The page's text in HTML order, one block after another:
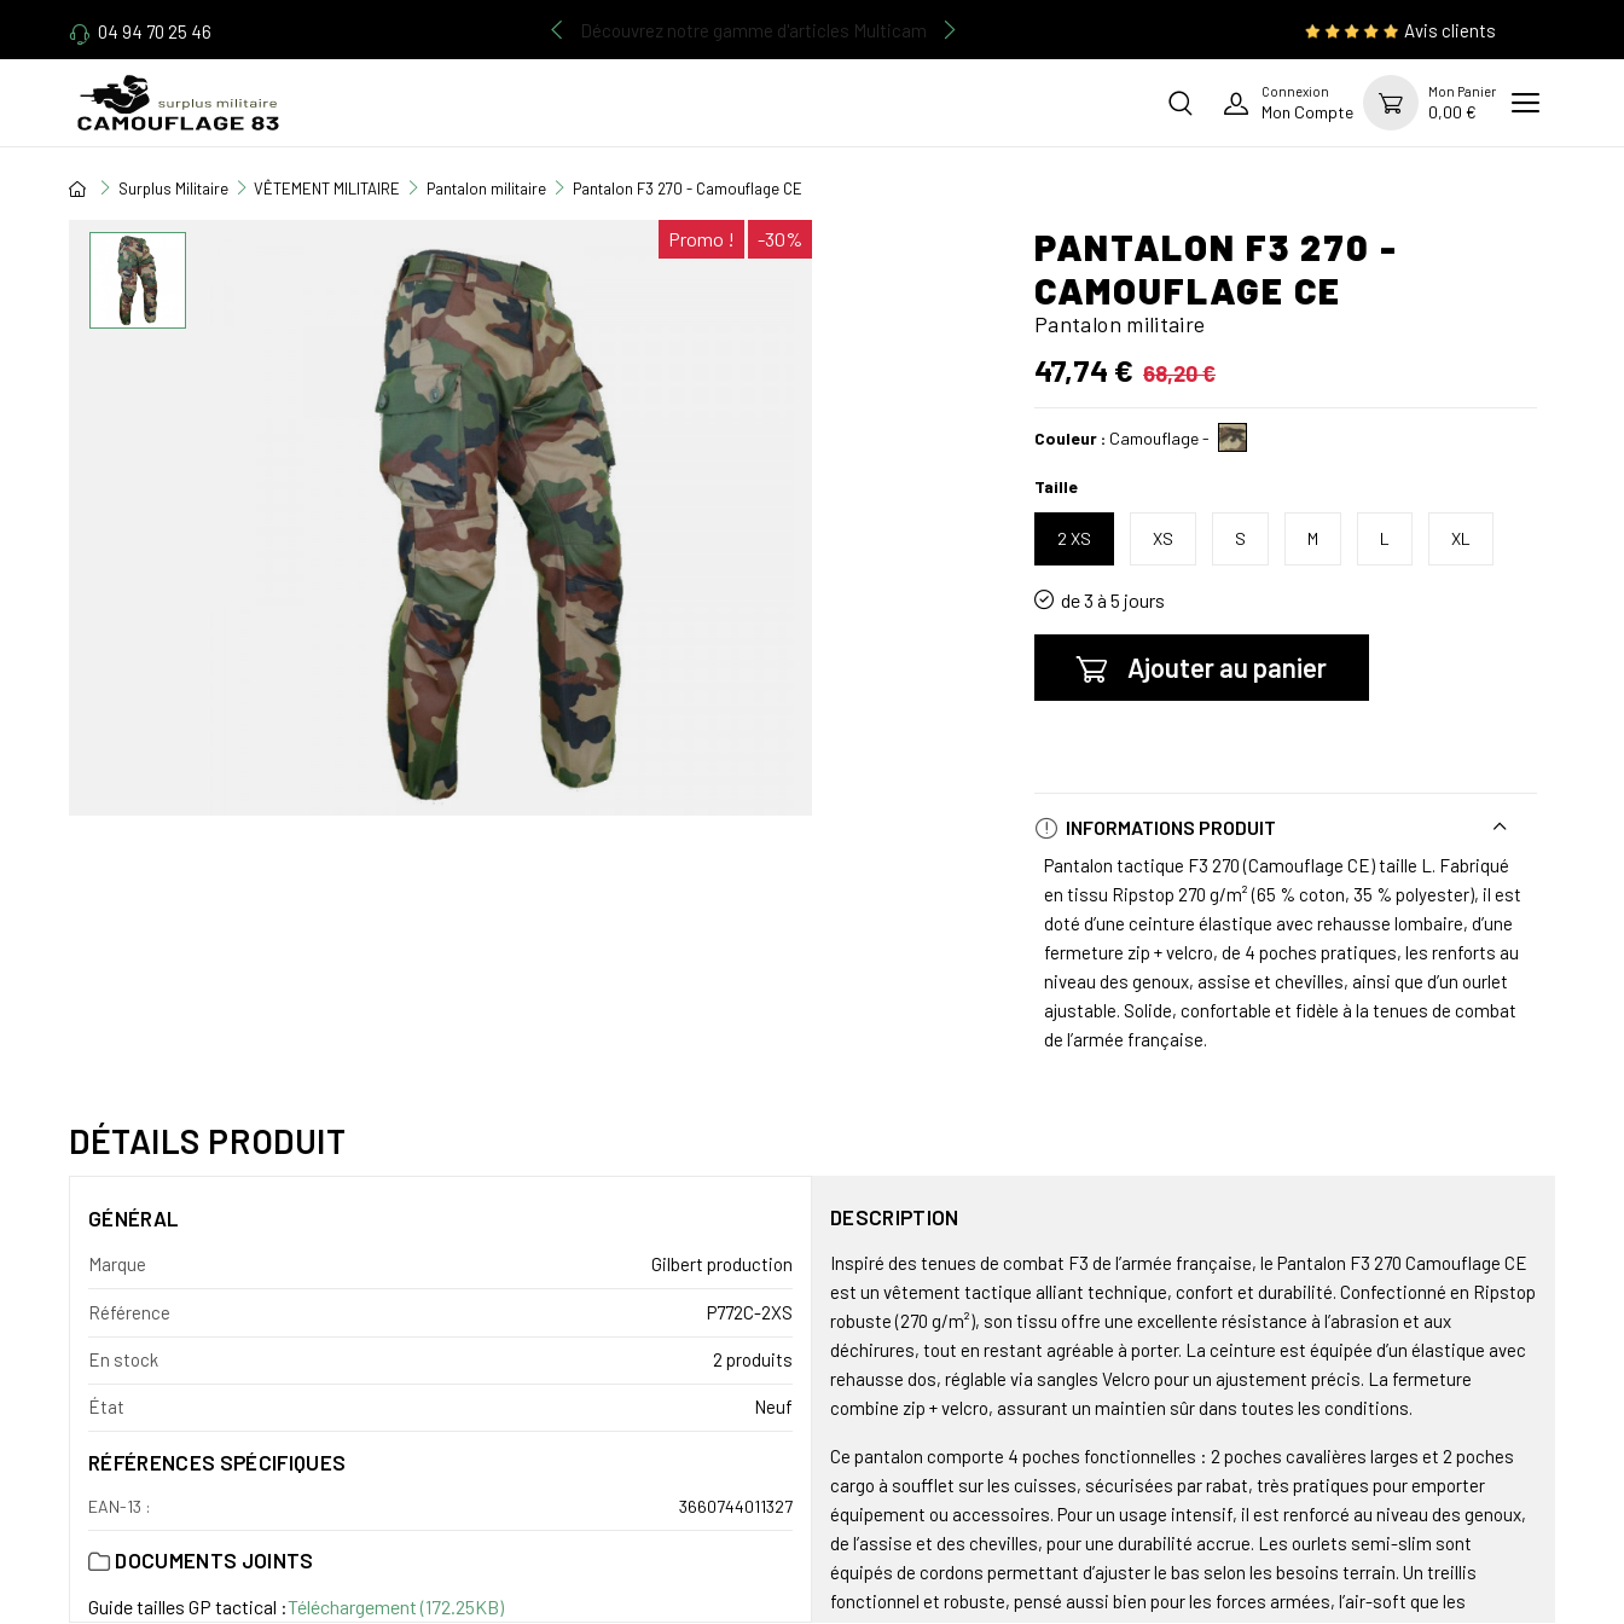
04 94 70 25 46 Découvrez notre gamme d'articles Multicam Avis clients
Connexion
Mon Compte
Mon Panier
0,00 €
Surplus Militaire VÊTEMENT MILITAIRE Pantalon militaire Pantalon F3 270 - Camouflage CE
Promo ! -30%
PANTALON F3 270 -
CAMOUFLAGE CE
Pantalon militaire
47,74 € 68,20 €
Couleur : Camouflage-
Taille
2 XS XS S M L XL
de 3 à 5 jours
Ajouter au panier
INFORMATIONS PRODUIT
Pantalon tactique F3 270 (Camouflage CE) taille L. Fabriqué
en tissu Ripstop 270 g/m² (65 % coton, 35 % polyester), il est
doté d’une ceinture élastique avec rehausse lombaire, d’une
fermeture zip + velcro, de 4 poches pratiques, les renforts au
niveau des genoux, assise et chevilles, ainsi que d’un ourlet
ajustable. Solide, confortable et fidèle à la tenues de combat
de l’armée française.
DÉTAILS PRODUIT
GÉNÉRAL
Marque Gilbert production
Référence P772C-2XS
En stock 2 produits
État Neuf
RÉFÉRENCES SPÉCIFIQUES
EAN-13 : 3660744011327
DOCUMENTS JOINTS
Guide tailles GP tactical :Téléchargement (172.25KB)
DESCRIPTION
Inspiré des tenues de combat F3 de l’armée française, le Pantalon F3 270 Camouflage CE
est un vêtement tactique alliant technique, confort et durabilité. Confectionné en Ripstop
robuste (270 g/m²), son tissu offre une excellente résistance à l’abrasion et aux
déchirures, tout en restant agréable à porter. La ceinture est équipée d’un élastique avec
rehausse dos, réglable via sangles Velcro pour un ajustement précis. La fermeture
combine zip + velcro, assurant un maintien sûr dans toutes les conditions.
Ce pantalon comporte 4 poches fonctionnelles : 2 poches cavalières larges et 2 poches
cargo à soufflet sur les cuisses, sécurisées par rabat, très pratiques pour emporter
équipement ou accessoires. Pour un usage intensif, il est renforcé au niveau des genoux,
de l’assise et des chevilles, pour une durabilité accrue. Les ourlets semi-slim sont
équipés de cordons permettant d’ajuster le bas selon les besoins terrain. Un treillis
fonctionnel et robuste, pensé aussi bien pour les forces armées, l’air-soft que les